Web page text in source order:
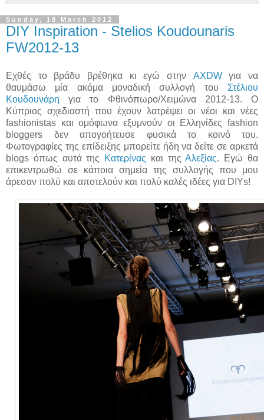
Sunday, 18 March 2012
DIY Inspiration - Stelios Koudounaris
FW2012-13
Εχθές το βράδυ βρέθηκα κι εγώ στην AXDWγια να
θαυμάσω μία ακόμα μοναδική συλλογή του Στέλιου
Κουδουνάρη για το Φθινόπωρο/Χειμώνα 2012-13. Ο
Κύπριος σχεδιαστή που έχουν λατρέψει οι νέοι και νέες
fashionistas και ομόφωνα εξυμνούν οι Ελληνίδες fashion
bloggers δεν απογοήτευσε φυσικά το κοινό του.
Φωτογραφίες της επίδειξης μπορείτε ήδη να δείτε σε αρκετά
blogs όπως αυτά της
Κατερίνας και τηςΑλεξίας. Εγώ θα
επικεντρωθώ σε κάποια σημεία της συλλογής που μου
άρεσαν πολύ και αποτελούν και πολύ καλές ιδέες για DIYs!